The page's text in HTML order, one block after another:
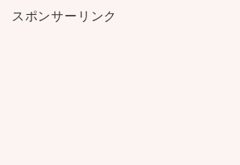
スポンサーリンク